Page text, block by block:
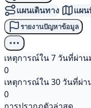
แผนเดินทาง แผน
รายงานปัญหาข้อมูล
เหตุการณ์ใน 7 วันที่ผ่าน
0
เหตุการณ์ใน 30 วันที่ผ่า
0